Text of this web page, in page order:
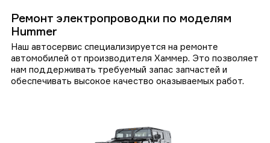
Ремонт электропроводки по моделям
Hummer
Наш автосервис специализируется на ремонте
автомобилей от производителя Хаммер. Это позволяет
нам поддерживать требуемый запас запчастей и
обеспечивать высокое качество оказываемых работ.